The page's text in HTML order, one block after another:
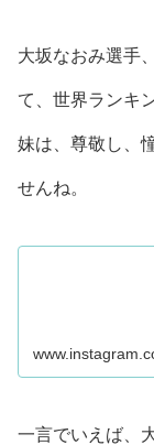
大坂なおみ選手
て、世界ランキ
妹は、尊敬し、
せんね。
一言でいえば、